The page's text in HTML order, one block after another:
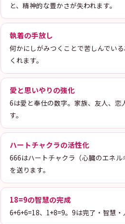
と、精神的な豊かさが失われます。
執着の手放し
何かにしがみつくことで苦しんでい
くれます。
愛と思いやりの強化
6は愛と奉仕の数字。家族、友人、
す。
ハートチャクラの活性化
666はハートチャクラ（心臓のエネ
を送ります。
18=9の智慧の完成
6+6+6=18、1+8=9。9は完了・智慧